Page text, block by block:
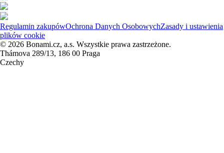
Regulamin zakupówOchrona Danych OsobowychZasady i ustawienia
plików cookie
© 2026 Bonami.cz, a.s. Wszystkie prawa zastrzeżone.
Thámova 289/13, 186 00 Praga
Czechy